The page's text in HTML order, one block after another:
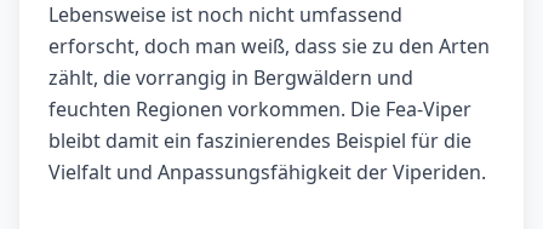
Lebensweise ist noch nicht umfassend
erforscht, doch man weiß, dass sie zu den Arten
zählt, die vorrangig in Bergwäldern und
feuchten Regionen vorkommen. Die Fea-Viper
bleibt damit ein faszinierendes Beispiel für die
Vielfalt und Anpassungsfähigkeit der Viperiden.